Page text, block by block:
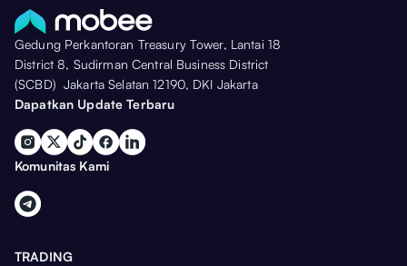
Gedung Perkantoran Treasury Tower, Lantai 18
District 8, Sudirman Central Business District
(SCBD) Jakarta Selatan 12190, DKI Jakarta
Dapatkan Update Terbaru
Komunitas Kami
TRADING